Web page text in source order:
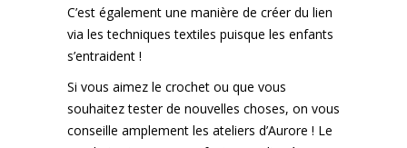
C’est également une manière de créer du lien
via les techniques textiles puisque les enfants
s’entraident !
Si vous aimez le crochet ou que vous
souhaitez tester de nouvelles choses, on vous
conseille amplement les ateliers d’Aurore ! Le